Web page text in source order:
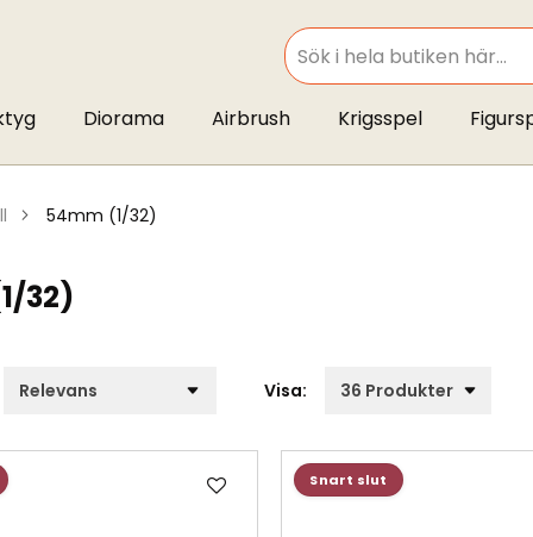
SEARCH
Diorama Airbrush Krigsspel
54mm (1/32)
32)
Visa:
Snart slut